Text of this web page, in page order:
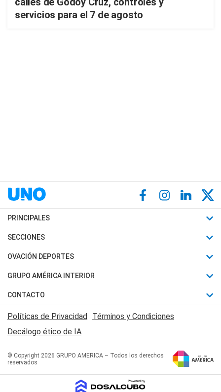
servicios para el 7 de agosto
PRINCIPALES
Últimas Noticias
Política
Judiciales
Economia
SECCIONES
Horóscopo
Motores
Trucos caseros
Series y Películas
Edictos y Solicitadas
OVACIÓN DEPORTES
Fútbol
Mundial
Automovilismo
Rugby
Básquet
GRUPO AMÉRICA INTERIOR
Canal 7 en Vivo
San Juan 8
CONTACTO
Acerca de Nosotros
Contactanos
Políticas de Privacidad Términos y Condiciones
Decálogo ético de IA
© Copyright 2026 GRUPO AMERICA – Todos los derechos
reservados